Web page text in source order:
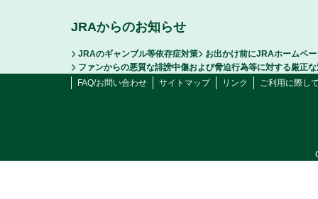
JRAからのお知らせ
JRAのギャンブル等依存症対策
お出かけ前にJRAホームペ
ファンからの悪質な誹謗中傷および脅迫行為等に対する厳正
FAQ/お問い合わせ
サイトマップ リンク ご利用に際し